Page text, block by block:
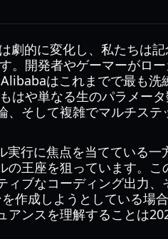
劇的に変化し、私たちは
。開発者やゲーマーがロ
はこれまでで最も洗
はや単なる生のパラメー
そして複雑でマルチス
行に焦点を当てている一
の王座を狙っています。
ブなコーディング出力
作成しようとしている場
アンスを理解することは